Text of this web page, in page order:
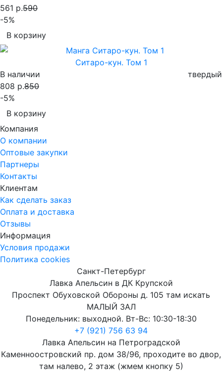
561 р.590
-5%
В корзину
Ситаро-кун. Том 1
В наличии
твердый
808 р.850
-5%
В корзину
Компания
О компании
Оптовые закупки
Партнеры
Контакты
Клиентам
Как сделать заказ
Оплата и доставка
Отзывы
Информация
Условия продажи
Политика cookies
Санкт-Петербург
Лавка Апельсин в ДК Крупской
Проспект Обуховской Обороны д. 105 там искать
МАЛЫЙ ЗАЛ
Понедельник: выходной. Вт-Вс: 10:30-18:30
+7 (921) 756 63 94
Лавка Апельсин на Петроградской
Каменноостровский пр. дом 38/96, проходите во двор,
там налево, 2 этаж (жмем кнопку 5)